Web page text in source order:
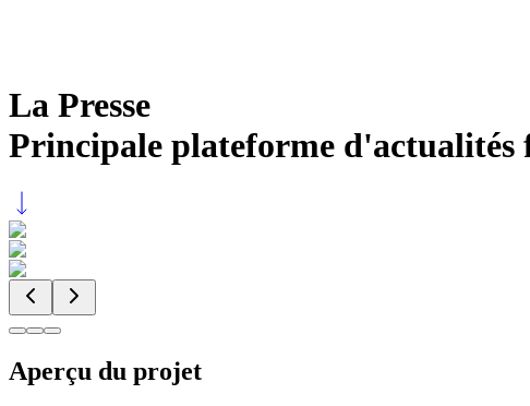
La Presse
Principale plateforme d'actualités
Aperçu du projet